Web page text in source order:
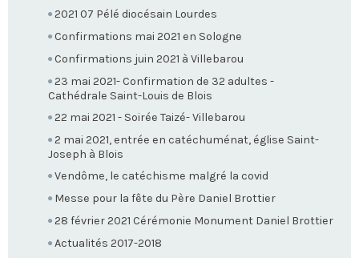
2021 07 Pélé diocésain Lourdes
Confirmations mai 2021 en Sologne
Confirmations juin 2021 à Villebarou
23 mai 2021- Confirmation de 32 adultes -
Cathédrale Saint-Louis de Blois
22 mai 2021 - Soirée Taizé- Villebarou
2 mai 2021, entrée en catéchuménat, église Saint-
Joseph à Blois
Vendôme, le catéchisme malgré la covid
Messe pour la fête du Père Daniel Brottier
28 février 2021 Cérémonie Monument Daniel Brottier
Actualités 2017-2018